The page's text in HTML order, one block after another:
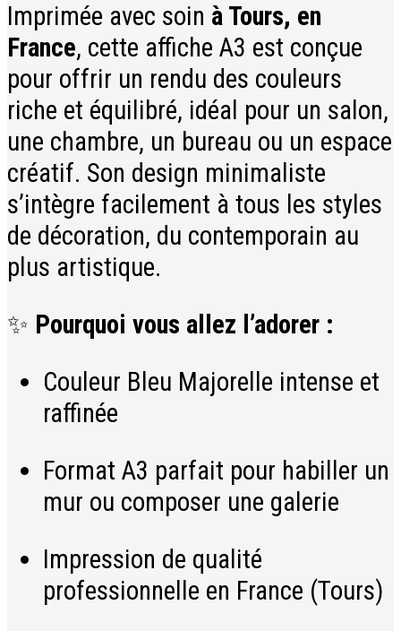
Imprimée avec soin à Tours, en
France, cette affiche A3 est conçue
pour offrir un rendu des couleurs
riche et équilibré, idéal pour un salon,
une chambre, un bureau ou un espace
créatif. Son design minimaliste
s’intègre facilement à tous les styles
de décoration, du contemporain au
plus artistique.
✨ Pourquoi vous allez l’adorer :
Couleur Bleu Majorelle intense et
raffinée
Format A3 parfait pour habiller un
mur ou composer une galerie
Impression de qualité
professionnelle en France (Tours)